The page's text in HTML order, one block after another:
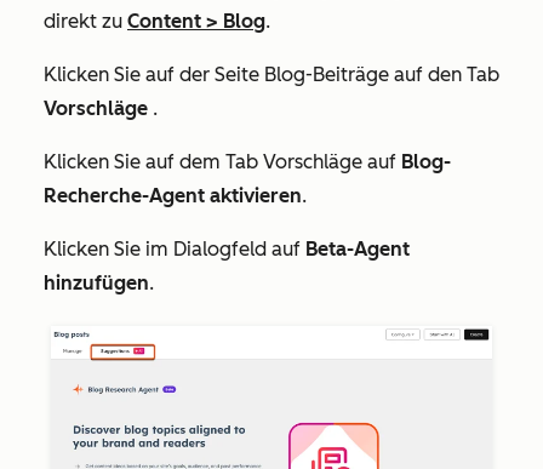
direkt zu Content > Blog.
Klicken Sie auf der Seite Blog-Beiträge auf den Tab
Vorschläge .
Klicken Sie auf dem Tab Vorschläge auf Blog-
Recherche-Agent aktivieren.
Klicken Sie im Dialogfeld auf Beta-Agent
hinzufügen.